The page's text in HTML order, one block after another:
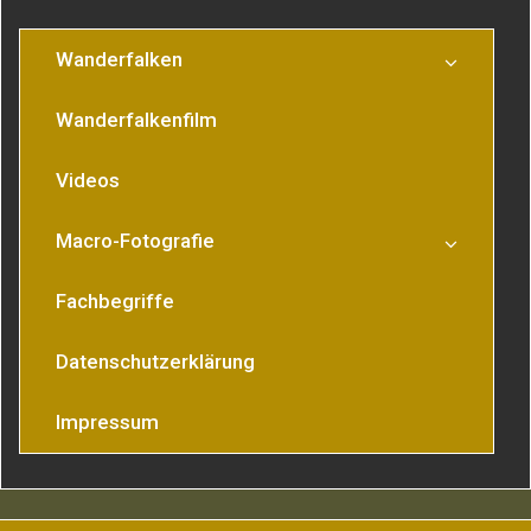
Wanderfalken
Wanderfalkenfilm
Videos
Macro-Fotografie
Fachbegriffe
Datenschutzerklärung
Impressum